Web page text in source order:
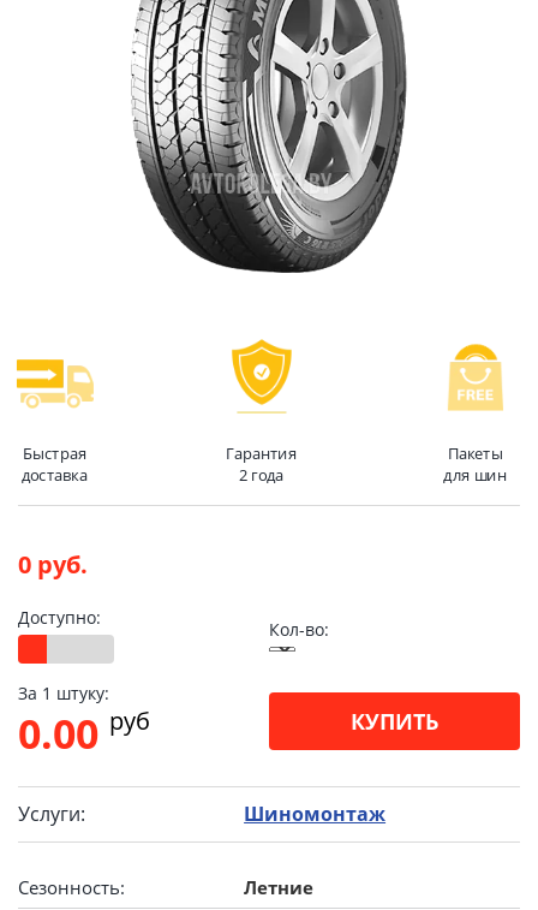
Быстрая
доставка
Гарантия
2 года
Пакеты
для шин
0 руб.
Доступно:
Кол-во:
За 1 штуку:
0.00 pуб КУПИТЬ
Услуги: Шиномонтаж
Сезонность:
Летние